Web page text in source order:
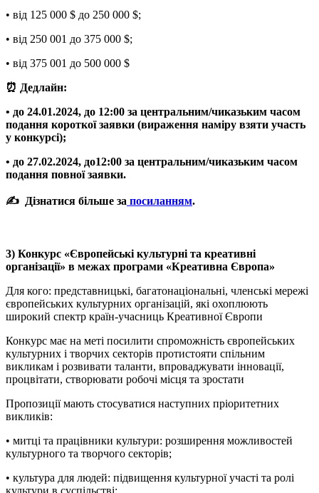
• від 125 000 $ до 250 000 $;
• від 250 001 до 375 000 $;
• від 375 001 до 500 000 $
⏰ Дедлайн:
• до 24.01.2024, до 12:00 за центральним/чиказьким часом
подання короткої заявки (вираження наміру взяти участь
у конкурсі);
• до 27.02.2024, до12:00 за центральним/чиказьким часом
подання повної заявки.
✍️ Дізнатися більше за посиланням.
3) Конкурс «Європейські культурні та креативні
організації» в межах програми «Креативна Європа»
Для кого: представницькі, багатонаціональні, членські мережі
європейських культурних організацій, які охоплюють
широкий спектр країн-учасниць Креативної Європи
Конкурс має на меті посилити спроможність європейських
культурних і творчих секторів протистояти спільним
викликам і розвивати таланти, впроваджувати інновації,
процвітати, створювати робочі місця та зростати
Пропозиції мають стосуватися наступних пріоритетних
викликів:
• митці та працівники культури: розширення можливостей
культурного та творчого секторів;
• культура для людей: підвищення культурної участі та ролі
культури в суспільстві;